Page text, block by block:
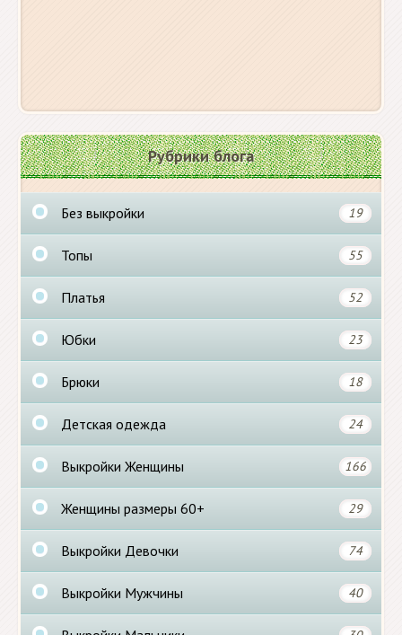
Рубрики блога
Без выкройки 19
Топы 55
Платья 52
Юбки 23
Брюки 18
Детская одежда 24
Выкройки Женщины 166
Женщины размеры 60+ 29
Выкройки Девочки 74
Выкройки Мужчины 40